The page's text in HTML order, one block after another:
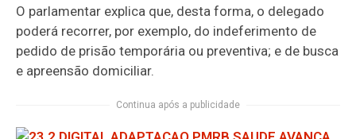
O parlamentar explica que, desta forma, o delegado
poderá recorrer, por exemplo, do indeferimento de
pedido de prisão temporária ou preventiva; e de busca
e apreensão domiciliar.
Continua após a publicidade